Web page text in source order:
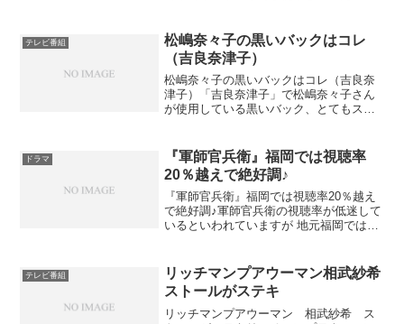
ましたよね！栄倉奈々さんが使っていた
このバッグ、...
テレビ番組
松嶋奈々子の黒いバックはコレ
（吉良奈津子）
松嶋奈々子の黒いバックはコレ（吉良奈
津子）「吉良奈津子」で松嶋奈々子さん
が使用している黒いバック、とてもステ
多いようです。というわけで、ドラマ
「吉良奈津子」で松嶋奈々子...
ドラマ
『軍師官兵衛』福岡では視聴率
20％越えで絶好調♪
『軍師官兵衛』福岡では視聴率20％越え
で絶好調♪軍師官兵衛の視聴率が低迷して
いるといわれていますが 地元福岡では
さんに成長なさっているようですが 評判
が下降気味なの...
テレビ番組
リッチマンプアウーマン相武紗希
ストールがステキ
リッチマンプアウーマン 相武紗希 ス